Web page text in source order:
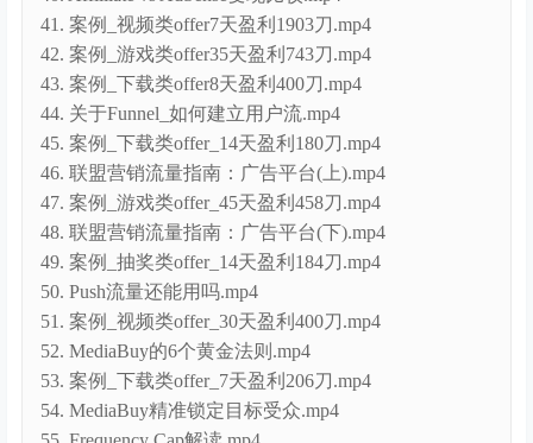
44. 关于Funnel_如何建立用户流.mp4
45. 案例_下载类offer_14天盈利180刀.mp4
46. 联盟营销流量指南：广告平台(上).mp4
47. 案例_游戏类offer_45天盈利458刀.mp4
48. 联盟营销流量指南：广告平台(下).mp4
49. 案例_抽奖类offer_14天盈利184刀.mp4
50. Push流量还能用吗.mp4
51. 案例_视频类offer_30天盈利400刀.mp4
52. MediaBuy的6个黄金法则.mp4
53. 案例_下载类offer_7天盈利206刀.mp4
54. MediaBuy精准锁定目标受众.mp4
55. Frequency Cap解读.mp4
56. EPC指南：每点击收益全解析.mp4
57. 利用AI提高联盟营销效率.mp4
58. 巧用DayParting，提高收入.mp4